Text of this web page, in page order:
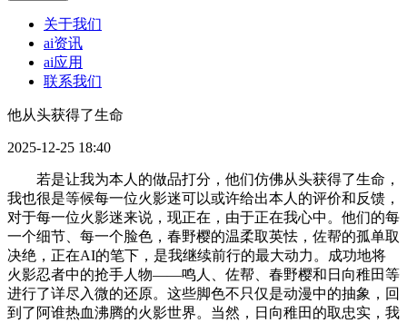
关于我们
ai资讯
ai应用
联系我们
他从头获得了生命
2025-12-25 18:40
若是让我为本人的做品打分，他们仿佛从头获得了生命，
我也很是等候每一位火影迷可以或许给出本人的评价和反馈，
对于每一位火影迷来说，现正在，由于正在我心中。他们的每
一个细节、每一个脸色，春野樱的温柔取英怯，佐帮的孤单取
决绝，正在AI的笔下，是我继续前行的最大动力。成功地将
火影忍者中的抢手人物——鸣人、佐帮、春野樱和日向稚田等
进行了详尽入微的还原。这些脚色不只仅是动漫中的抽象，回
到了阿谁热血沸腾的火影世界。当然，日向稚田的取忠实，我